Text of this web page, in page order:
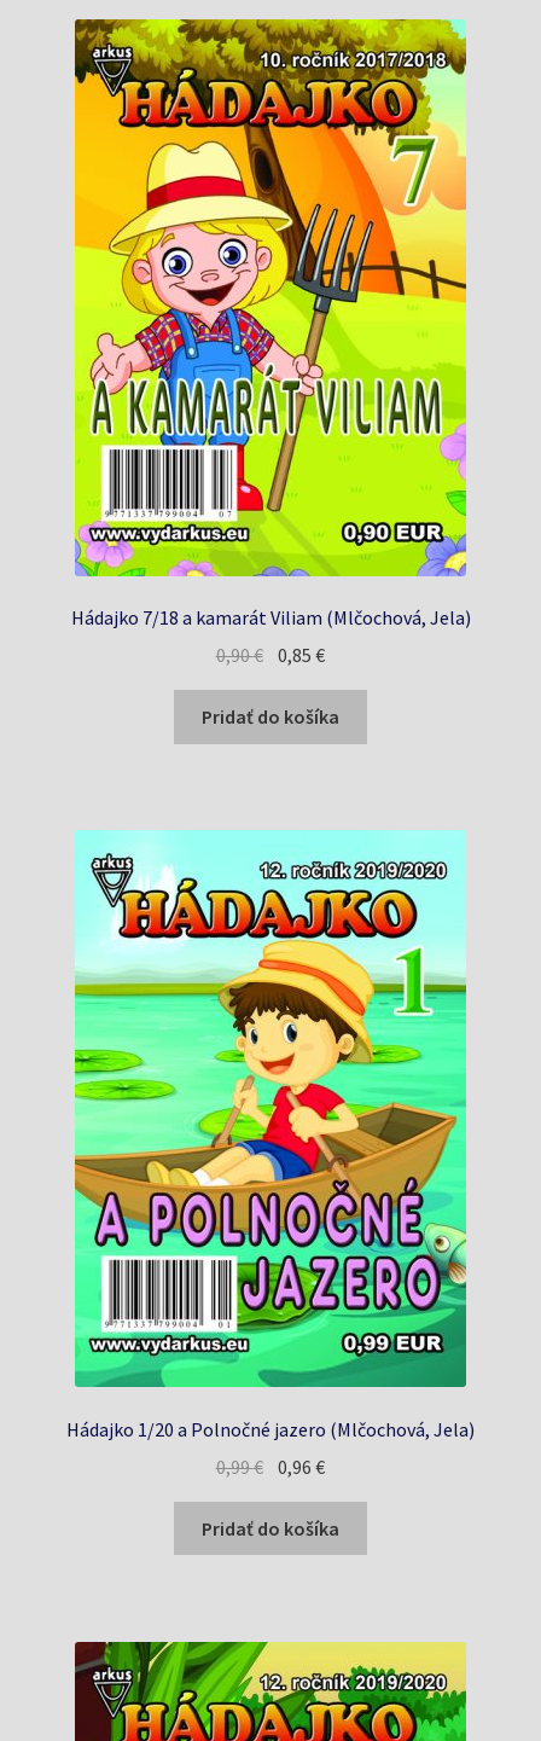
Hádajko 7/18 a kamarát Viliam (Mlčochová, Jela)
0,90€ Pôvodná
cena
bola:
0,90 €.
0,85€Aktuálna
cena
je:
0,85 €.
Pridať do košíka
Hádajko 1/20 a Polnočné jazero (Mlčochová, Jela)
0,99€ Pôvodná
bola:
0,99 €.
0,96€Aktuálna
je:
0,96 €.
Pridať do košíka